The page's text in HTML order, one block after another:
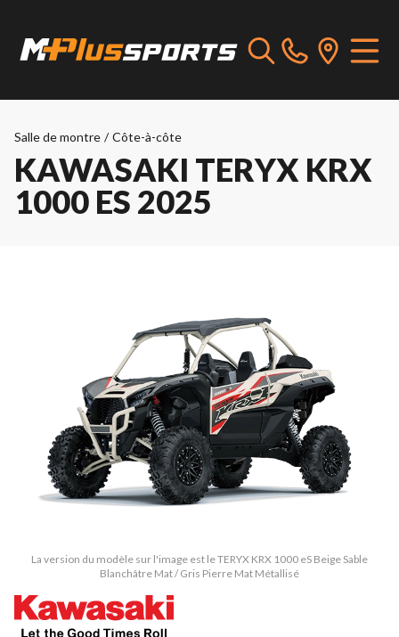
Salle de montre / Côte-à-côte
KAWASAKI TERYX KRX
1000 ES 2025
La version du modèle sur l'image est le TERYX KRX 1000 eS Beige Sable
Blanchâtre Mat / Gris Pierre Mat Métallisé